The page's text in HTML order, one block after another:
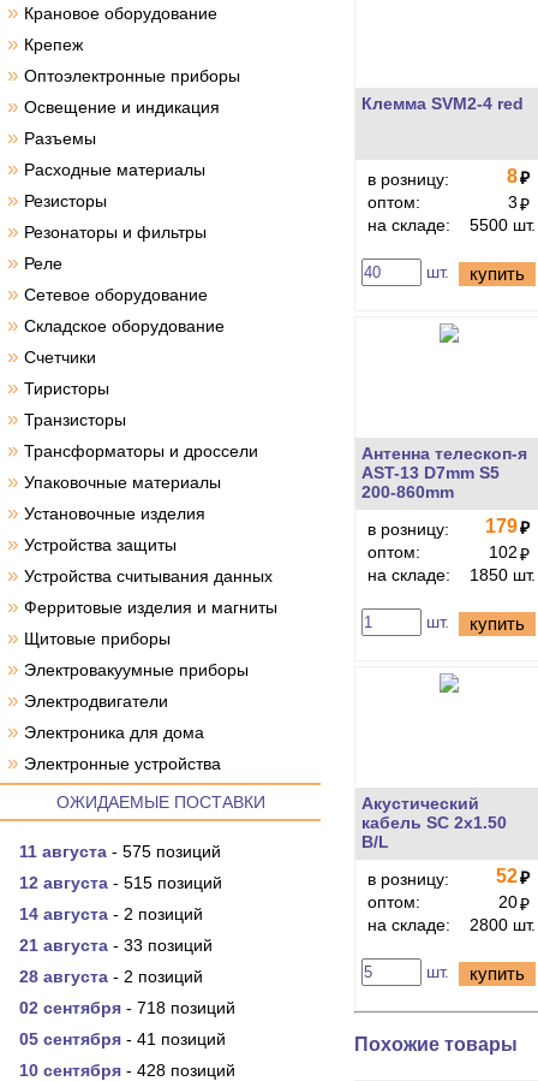
» Крановое оборудование
» Крепеж
» Оптоэлектронные приборы
» Освещение и индикация
» Разъемы
» Расходные материалы
» Резисторы
» Резонаторы и фильтры
» Реле
» Сетевое оборудование
» Складское оборудование
» Счетчики
» Тиристоры
» Транзисторы
» Трансформаторы и дроссели
» Упаковочные материалы
» Установочные изделия
» Устройства защиты
» Устройства считывания данных
» Ферритовые изделия и магниты
» Щитовые приборы
» Электровакуумные приборы
» Электродвигатели
» Электроника для дома
» Электронные устройства
ОЖИДАЕМЫЕ ПОСТАВКИ
11 августа - 575 позиций
12 августа - 515 позиций
14 августа - 2 позиций
21 августа - 33 позиций
28 августа - 2 позиций
02 сентября - 718 позиций
05 сентября - 41 позиций
10 сентября - 428 позиций
Клемма SVM2-4 red
в розницу: 8₽
оптом:
3₽
на складе:
5500 шт.
шт. купить
Антенна телескоп-я
AST-13 D7mm S5
200-860mm
в розницу:
179₽
оптом:
102₽
на складе:
1850 шт.
шт. купить
Акустический
кабель SC 2x1.50
B/L
в розницу:
52₽
оптом:
20₽
на складе:
2800 шт.
шт. купить
Похожие товары